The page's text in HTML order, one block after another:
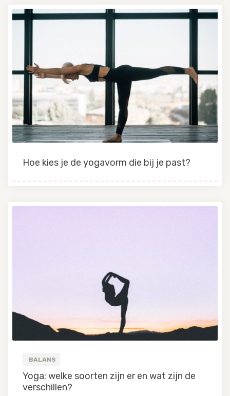
Hoe kies je de yogavorm die bij je past?
BALANS
Yoga: welke soorten zijn er en wat zijn de
verschillen?